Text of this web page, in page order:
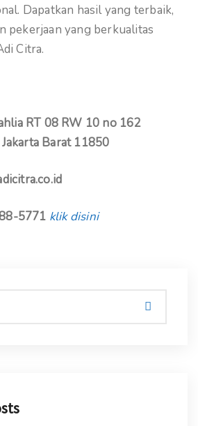
Dapatkan hasil yang terbaik,
pekerjaan yang berkualitas
Citra.
RT 08 RW 10 no 162
Barat 11850
5771 klik disini